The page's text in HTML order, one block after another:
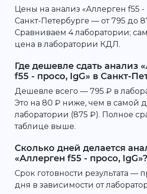
Цены на анализ «Аллерген f55 -
Санкт-Петербурге — от 795 до
Сравниваем 4 лаборатории;
цена в лаборатории КДЛ.
Где дешевле сдать анализ
f55 - просо, IgG» в Санкт-
Дешевле всего — 795 ₽ в
Это на 80 ₽ ниже, чем в самой
лаборатории (875 ₽). Полное
таблице выше.
Сколько дней делается
«Аллерген f55 - просо, IgG»?
Срок готовности результата —
дня в зависимости от